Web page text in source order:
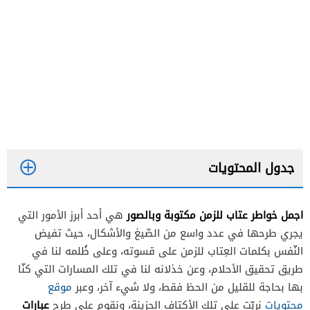
جدول المحتويات
اجمل خواطر عتاب للزمن مكتوبة وبالصور هي أحد أبرز الأمور التي
يجري طرحها في عدد واسع من الصّيغ والأشكال، حيث تفيض
النّفس بكلمات العِتاب للزمن على قسوته، وعلى ظُلمه لنا في
طريق تحقيق الأحلام، وعن خذلانه لنا في تلك المسارات التي كنّا
بها بحاجة للقليل من الحظ فقط، ولا شيء آخر، وعبرموقع
محتويات نربّت على تلك الأكتاف الحزينة، ونقوم على طرحعبارات